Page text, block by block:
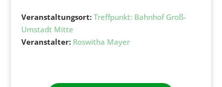
Veranstaltungsort: Treffpunkt: Bahnhof Groß-
Umstadt Mitte
Veranstalter: Roswitha Mayer